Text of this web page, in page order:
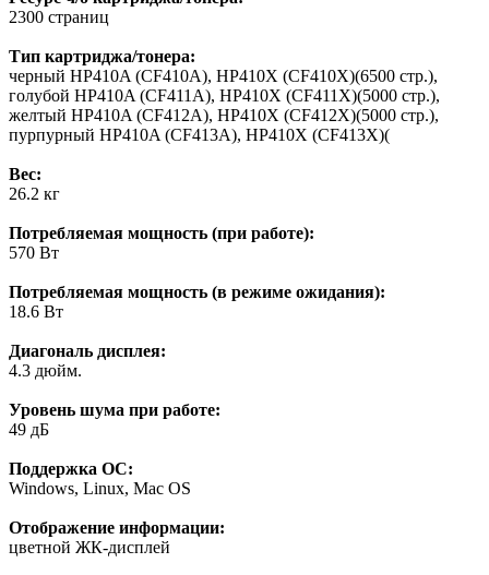
2300 страниц
Тип картриджа/тонера:
черный HP410A (CF410A), HP410X (CF410X)(6500 стр.),
голубой HP410A (CF411A), HP410X (CF411X)(5000 стр.),
желтый HP410A (CF412A), HP410X (CF412X)(5000 стр.),
пурпурный HP410A (CF413A), HP410X (CF413X)(
Вес:
26.2 кг
Потребляемая мощность (при работе):
570 Вт
Потребляемая мощность (в режиме ожидания):
18.6 Вт
Диагональ дисплея:
4.3 дюйм.
Уровень шума при работе:
49 дБ
Поддержка ОС:
Windows, Linux, Mac OS
Отображение информации:
цветной ЖК-дисплей